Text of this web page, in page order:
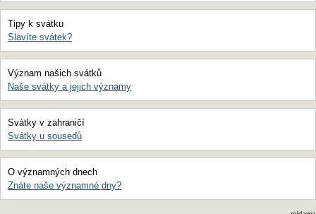
Tipy k svátku
Slavíte svátek?
Význam našich svátků
Naše svátky a jejich významy
Svátky v zahraničí
Svátky u sousedů
O významných dnech
Znáte naše významné dny?